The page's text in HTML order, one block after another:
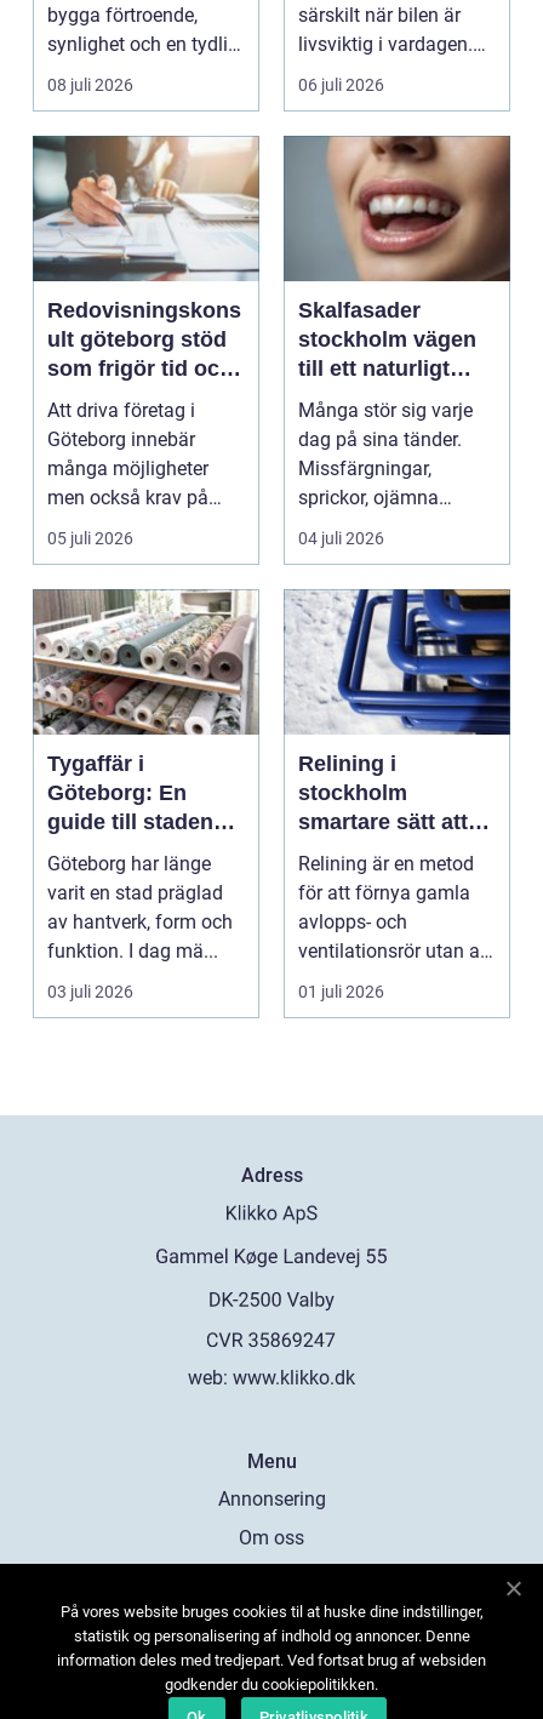
bygga förtroende,
synlighet och en tydlig
profil i a...
08 juli 2026
särskilt när bilen är
livsviktig i vardagen.
För många biläg...
06 juli 2026
Redovisningskons
ult göteborg stöd
som frigör tid och
skapar kontroll
Att driva företag i
Göteborg innebär
många möjligheter
men också krav på
ordning i ekonomin.
För må...
05 juli 2026
Skalfasader
stockholm vägen
till ett naturligt
vackert leende
Många stör sig varje
dag på sina tänder.
Missfärgningar,
sprickor, ojämna
kanter eller en sned
tandr...
04 juli 2026
Tygaffär i
Göteborg: En
guide till stadens
textila möjligheter
Göteborg har länge
varit en stad präglad
av hantverk, form och
funktion. I dag mä...
03 juli 2026
Relining i
stockholm
smartare sätt att
förnya rören
Relining är en metod
för att förnya gamla
avlopps- och
ventilationsrör utan att
riva väggar och golv...
01 juli 2026
Adress
web: www.klikko.dk
Menu
Annonsering
Om oss
Kontakta oss
Sitemap
På vores website bruges cookies til at huske dine indstillinger,
statistik og personalisering af indhold og annoncer. Denne
information deles med tredjepart. Ved fortsat brug af websiden
godkender du cookiepolitikken.